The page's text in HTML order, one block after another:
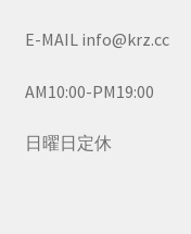
E-MAIL info@krz.cc
AM10:00-PM19:00
日曜日定休